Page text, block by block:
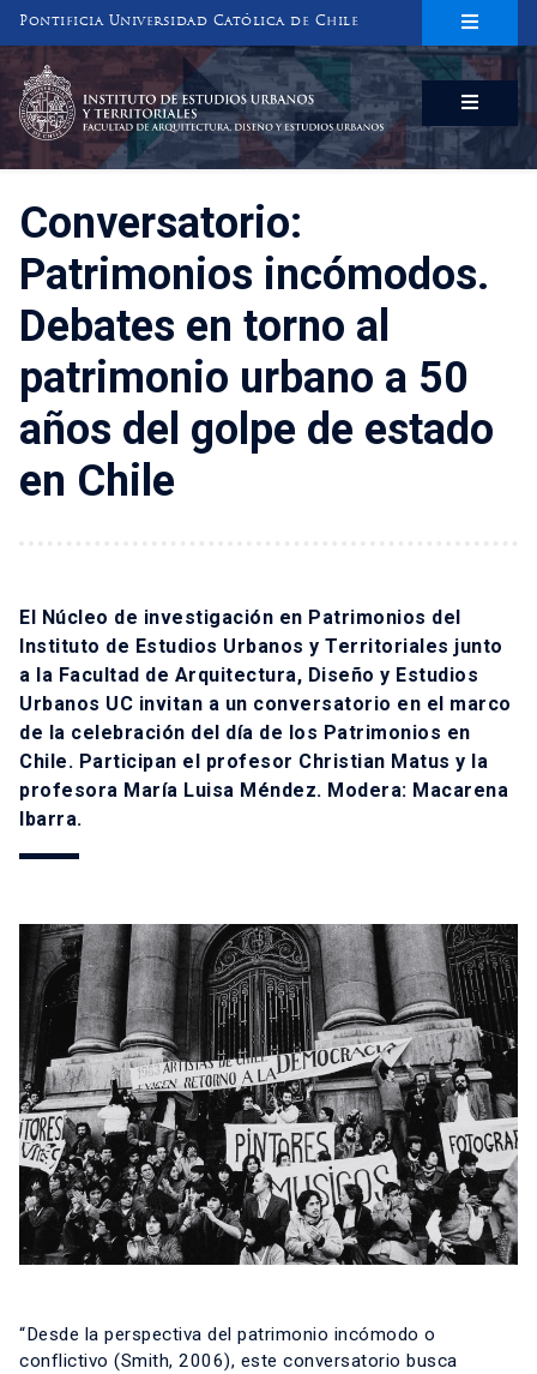
Pontificia Universidad Católica de Chile
INSTITUTO DE ESTUDIOS URBANOS
Y TERRITORIALES
FACULTAD DE ARQUITECTURA, DISEÑO Y ESTUDIOS URBANOS
Conversatorio:
Patrimonios incómodos.
Debates en torno al
patrimonio urbano a 50
años del golpe de estado
en Chile
El Núcleo de investigación en Patrimonios del
Instituto de Estudios Urbanos y Territoriales junto
a la Facultad de Arquitectura, Diseño y Estudios
Urbanos UC invitan a un conversatorio en el marco
de la celebración del día de los Patrimonios en
Chile. Participan el profesor Christian Matus y la
profesora María Luisa Méndez. Modera: Macarena
Ibarra.
“Desde la perspectiva del patrimonio incómodo o
conflictivo (Smith, 2006), este conversatorio busca